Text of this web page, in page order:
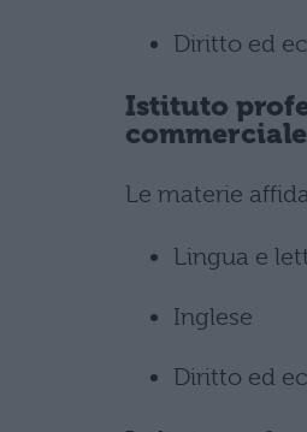
Diritto ed
Istituto
Le materie
Lingua e
Inglese
Diritto ed